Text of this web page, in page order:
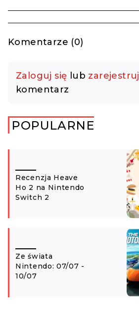
Komentarze (0)
Zaloguj się lub zarejestruj
komentarz
POPULARNE
Recenzja Heave
Ho 2 na Nintendo
Switch 2
Ze świata
Nintendo: 07/07 -
10/07